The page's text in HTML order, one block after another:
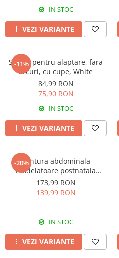
IN STOC
VEZI VARIANTE
-11%
Sutien pentru alaptare, fara
arcuri, cu cupe, White
84,99 RON
75,90 RON
IN STOC
VEZI VARIANTE
-20%Centura abdominala
modelatoare postnatala
PREMIUM, prindere velcro,
Beige
173,99 RON
139,99 RON
IN STOC
VEZI VARIANTE